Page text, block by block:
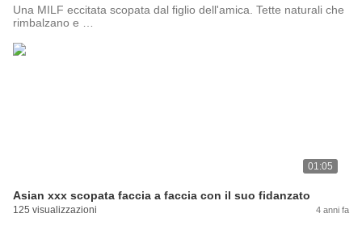
Una MILF eccitata scopata dal figlio dell'amica. Tette naturali che
rimbalzano e …
01:05
Asian xxx scopata faccia a faccia con il suo fidanzato
125 visualizzazioni 4 anni fa